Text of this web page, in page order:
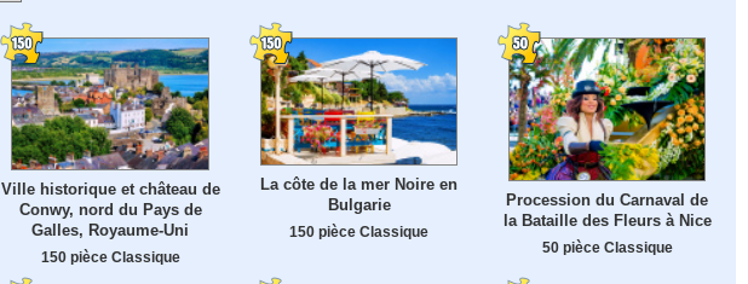
Ville historique et château de
Conwy, nord du Pays de
Galles, Royaume-Uni
150 pièce Classique
La côte de la mer Noire en
Bulgarie
150 pièce Classique
Procession du Carnaval de
la Bataille des Fleurs à Nice
50 pièce Classique